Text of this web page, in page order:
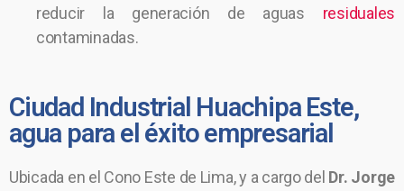
reducir la generación de aguas residuales
contaminadas.
Ciudad Industrial Huachipa Este,
agua para el éxito empresarial
Ubicada en el Cono Este de Lima, y a cargo del Dr. Jorge